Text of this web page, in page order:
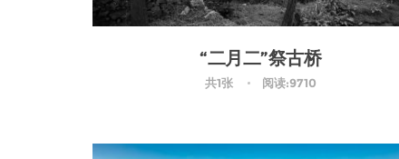
“二月二”祭古桥
共1张 阅读:9710